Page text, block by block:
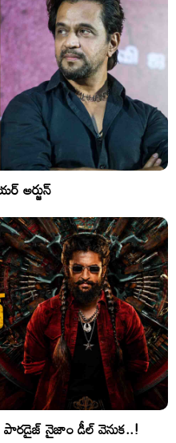
అర్జున్
పారడైజ్ నైజాం డీల్ వెనుక..!